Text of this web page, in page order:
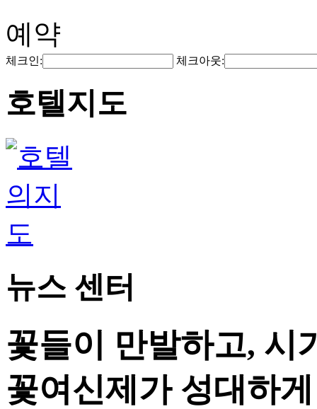
예약
체크인: 체크아웃:
호텔지도
뉴스 센터
꽃들이 만발하고, 시
꽃여신제가 성대하